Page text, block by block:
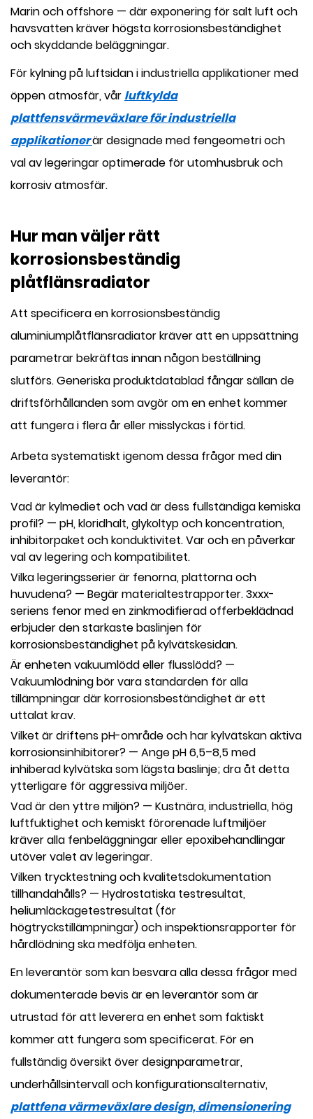
Marin och offshore — där exponering för salt luft och
havsvatten kräver högsta korrosionsbeständighet
och skyddande beläggningar.
För kylning på luftsidan i industriella applikationer med
öppen atmosfär, vår luftkylda
plattfensvärmeväxlare för industriella
applikationerär designade med fengeometri och
val av legeringar optimerade för utomhusbruk och
korrosiv atmosfär.
Hur man väljer rätt
korrosionsbeständig
plåtflänsradiator
Att specificera en korrosionsbeständig
aluminiumplåtflänsradiator kräver att en uppsättning
parametrar bekräftas innan någon beställning
slutförs. Generiska produktdatablad fångar sällan de
driftsförhållanden som avgör om en enhet kommer
att fungera i flera år eller misslyckas i förtid.
Arbeta systematiskt igenom dessa frågor med din
leverantör:
Vad är kylmediet och vad är dess fullständiga kemiska
profil? — pH, kloridhalt, glykoltyp och koncentration,
inhibitorpaket och konduktivitet. Var och en påverkar
val av legering och kompatibilitet.
Vilka legeringsserier är fenorna, plattorna och
huvudena? — Begär materialtestrapporter. 3xxx-
seriens fenor med en zinkmodifierad offerbeklädnad
erbjuder den starkaste baslinjen för
korrosionsbeständighet på kylvätskesidan.
Är enheten vakuumlödd eller flusslödd? —
Vakuumlödning bör vara standarden för alla
tillämpningar där korrosionsbeständighet är ett
uttalat krav.
Vilket är driftens pH-område och har kylvätskan aktiva
korrosionsinhibitorer? — Ange pH 6,5–8,5 med
inhiberad kylvätska som lägsta baslinje; dra åt detta
ytterligare för aggressiva miljöer.
Vad är den yttre miljön? — Kustnära, industriella, hög
luftfuktighet och kemiskt förorenade luftmiljöer
kräver alla fenbeläggningar eller epoxibehandlingar
utöver valet av legeringar.
Vilken trycktestning och kvalitetsdokumentation
tillhandahålls? — Hydrostatiska testresultat,
heliumläckagetestresultat (för
högtryckstillämpningar) och inspektionsrapporter för
hårdlödning ska medfölja enheten.
En leverantör som kan besvara alla dessa frågor med
dokumenterade bevis är en leverantör som är
utrustad för att leverera en enhet som faktiskt
kommer att fungera som specificerat.För en
fullständig översikt över designparametrar,
underhållsintervall och konfigurationsalternativ,
plattfena värmeväxlare design, dimensionering